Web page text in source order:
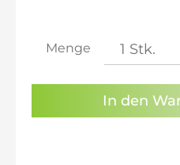
Sie haben die
Kenntnis genommen.
Menge
In den